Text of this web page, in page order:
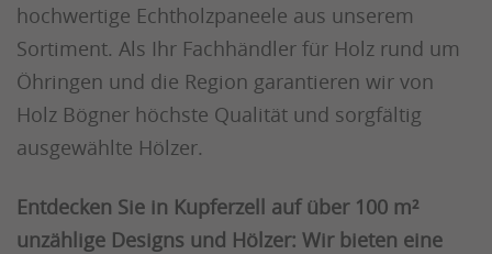
hochwertige Echtholzpaneele aus unserem
Sortiment. Als Ihr Fachhändler für Holz rund um
Öhringen und die Region garantieren wir von
Holz Bögner höchste Qualität und sorgfältig
ausgewählte Hölzer.
Entdecken Sie in Kupferzell auf über 100 m²
unzählige Designs und Hölzer: Wir bieten eine